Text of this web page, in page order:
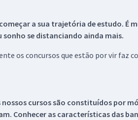
a sua trajetória de estudo. É
sonho se distanciando ainda mais.
os concursos que estão por vir faz
cursos são constituídos por
Conhecer as características das